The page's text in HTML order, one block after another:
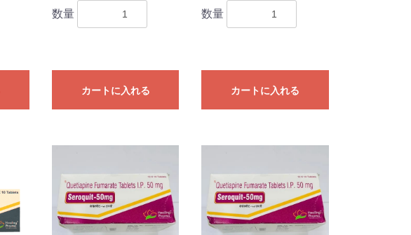
数量
カートに入れる
数量
カートに入れる